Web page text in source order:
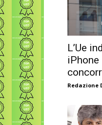
L’Ue
iPhone
Redazione